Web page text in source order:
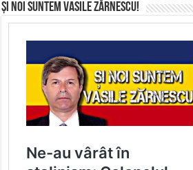
Și noi suntem Vasile Zărnescu!